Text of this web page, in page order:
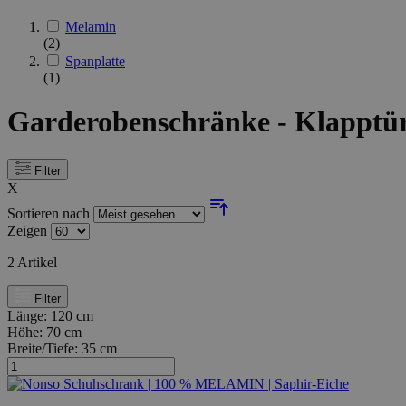
Melamin
(2)
Spanplatte
(1)
Garderobenschränke -
Filter
X
Sortieren nach
Zeigen
2 Artikel
Filter
Länge: 120 cm
Höhe: 70 cm
Breite/Tiefe: 35 cm